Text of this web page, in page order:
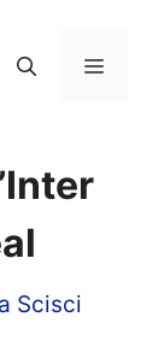
Menu
Scisci